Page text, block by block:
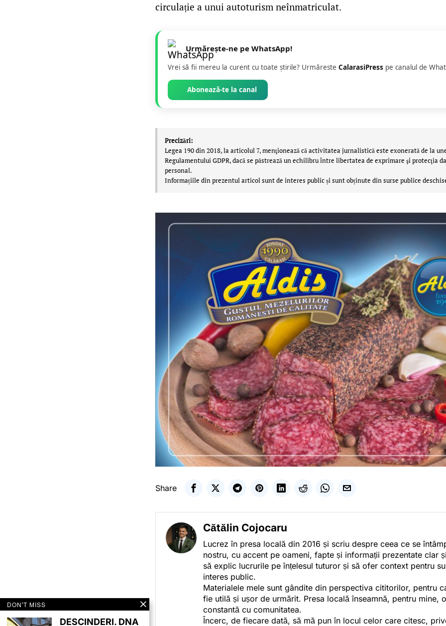
circulație a unui autoturism neînmatriculat.
Urmărește-ne pe WhatsApp!
Vrei să fii mereu la curent cu toate știrile? Urmăreste CalarasiPress pe canalul de
Abonează-te la canal
Precizări:
Legea 190 din 2018, la articolul 7, menţionează că activitatea jurnalistică este exonerată de la
Regulamentului GDPR, dacă se păstrează un echilibru între libertatea de exprimare şi protecţia
personal.
Informațiile din prezentul articol sunt de interes public și sunt obținute din surse publice
Share
Cătălin Cojocaru
Lucrez în presa locală din 2016 și scriu despre ceea ce se
nostru, cu accent pe oameni, fapte și informații prezentate clar
să explic lucrurile pe înțelesul tuturor și să ofer context pentru
interes public.
Materialele mele sunt gândite din perspectiva cititorilor, pentru
fie utilă și ușor de urmărit. Presa locală înseamnă, pentru mine,
constantă cu comunitatea.
Încerc, de fiecare dată, să mă pun în locul celor care citesc,
DON'T MISS
DESCINDERI. DNA